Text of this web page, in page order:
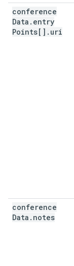
conference
Data . entry
Points[] . uri
conference
Data . notes